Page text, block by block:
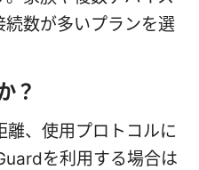
数が多いプランを選
？
離、使用プロトコルに
を利用する場合は